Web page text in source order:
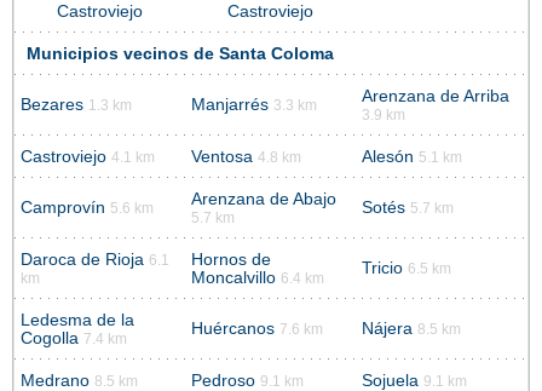
Castroviejo Castroviejo
Municipios vecinos de Santa Coloma
Bezares 1.3 km Manjarrés 3.3 km Arenzana de Arriba
3.9 km
Castroviejo 4.1 km Ventosa 4.8 km Alesón 5.1 km
Camprovín 5.6 km Arenzana de Abajo
5.7 km
Sotés 5.7 km
Daroca de Rioja 6.1
km
Hornos de
Moncalvillo 6.4 km
Tricio 6.5 km
Ledesma de la
Cogolla 7.4 km
Huércanos 7.6 km Nájera 8.5 km
Medrano 8.5 km Pedroso 9.1 km Sojuela 9.1 km